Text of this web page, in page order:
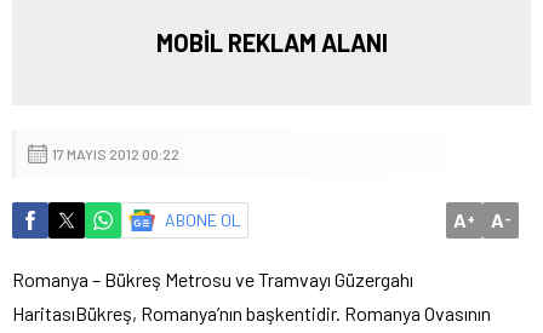
MOBİL REKLAM ALANI
17 MAYIS 2012 00:22
ABONE OL A+ A-
Romanya – Bükreş Metrosu ve Tramvayı Güzergahı
HaritasıBükreş, Romanya’nın başkentidir. Romanya Ovasının